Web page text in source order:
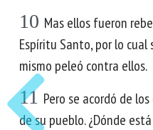
10 Mas ellos fueron
Espíritu Santo, por lo
mismo peleó contra ellos.
11 Pero se acordó de
de su pueblo. ¿Dónde